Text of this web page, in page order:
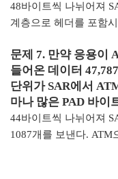
48바이트씩 나뉘어져
계층으로 헤더를 포함
문제 7. 만약 응용이
들어온 데이터 47,787
단위가 SAR에서
마나 많은 PAD 바이
44바이트씩 나뉘어져
1087개를 보낸다. ATM